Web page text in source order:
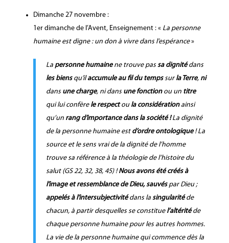
Dimanche 27 novembre :
1er dimanche de l’Avent, Enseignement : « La personne
humaine est digne : un don à vivre dans l’espérance»
La personne humainene trouve passa dignitédans
les biensqu’ilaccumule au fil du tempssur la Terre, ni
dans une charge, ni dans une fonctionou un titre
qui lui confère le respectou la considérationainsi
qu’un rang d’importance dans la société !La dignité
de la personne humaine est d’ordre ontologique! La
source et le sens vrai de la dignité de l’homme
trouve sa référence à la théologie de l’histoire du
salut (GS 22, 32, 38, 45) !Nous avons été créés à
l’image et ressemblance de Dieu, sauvéspar Dieu ;
appelés à l’intersubjectivitédans la singularitéde
chacun, à partir desquelles se constitue l’altéritéde
chaque personne humaine pour les autres hommes.
La vie de la personne humaine qui commence dès la